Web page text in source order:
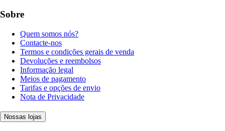
Sobre
Quem somos nós?
Contacte-nos
Termos e condições gerais de venda
Devoluções e reembolsos
Informação legal
Meios de pagamento
Tarifas e opções de envio
Nota de Privacidade
Nossas lojas